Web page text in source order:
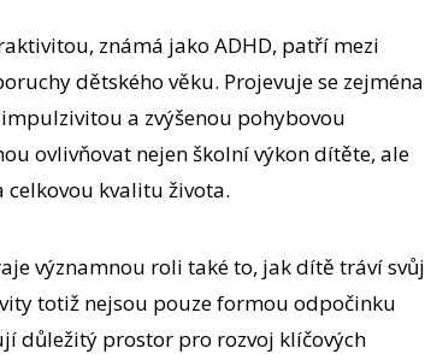
známá jako ADHD, patří mezi
dětského věku. Projevuje se zejména
a zvýšenou pohybovou
ovlivňovat nejen školní výkon dítěte, ale
celkovou kvalitu života.
významnou roli také to, jak dítě tráví svůj
totiž nejsou pouze formou odpočinku
důležitý prostor pro rozvoj klíčových